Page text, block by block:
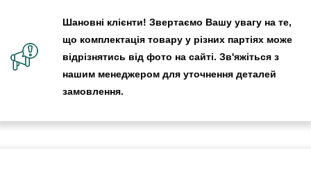
Шановні клієнти! Звертаємо Вашу увагу на те,
що комплектація товару у різних партіях може
відрізнятись від фото на сайті. Зв'яжіться з
нашим менеджером для уточнення деталей
замовлення.